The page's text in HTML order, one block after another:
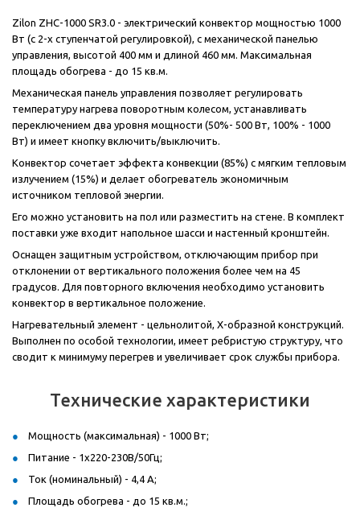
Zilon ZHC-1000 SR3.0 - электрический конвектор мощностью 1000
Вт (с 2-х ступенчатой регулировкой), с механической панелью
управления, высотой 400 мм и длиной 460 мм. Максимальная
площадь обогрева - до 15 кв.м.
Механическая панель управления позволяет регулировать
температуру нагрева поворотным колесом, устанавливать
переключением два уровня мощности (50%- 500 Вт, 100% - 1000
Вт) и имеет кнопку включить/выключить.
Конвектор сочетает эффекта конвекции (85%) с мягким тепловым
излучением (15%) и делает обогреватель экономичным
источником тепловой энергии.
Его можно установить на пол или разместить на стене. В комплект
поставки уже входит напольное шасси и настенный кронштейн.
Оснащен защитным устройством, отключающим прибор при
отклонении от вертикального положения более чем на 45
градусов. Для повторного включения необходимо установить
конвектор в вертикальное положение.
Нагревательный элемент - цельнолитой, Х-образной конструкций.
Выполнен по особой технологии, имеет ребристую структуру, что
сводит к минимуму перегрев и увеличивает срок службы прибора.
Технические характеристики
Мощность (максимальная) - 1000 Вт;
Питание - 1x220-230В/50Гц;
Ток (номинальный) - 4,4 А;
Площадь обогрева - до 15 кв.м.;